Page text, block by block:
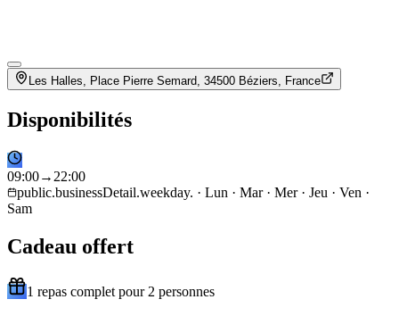
Les Halles, Place Pierre Semard, 34500 Béziers, France
Disponibilités
09:00→ 22:00
public.businessDetail.weekday. · Lun · Mar · Mer · Jeu · Ven ·
Sam
Cadeau offert
1 repas complet pour 2 personnes